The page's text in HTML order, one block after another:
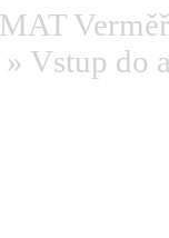
» Vstup do